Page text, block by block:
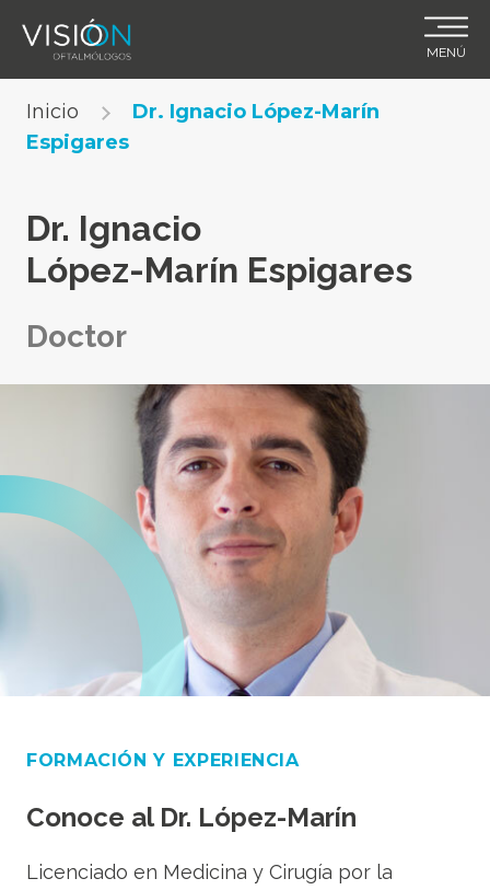
content
MENÚ
Inicio
Dr. Ignacio López-Marín
Espigares
Dr. Ignacio
López-Marín Espigares
Doctor
FORMACIÓN Y EXPERIENCIA
Conoce al Dr. López-Marín
Licenciado en Medicina y Cirugía por la